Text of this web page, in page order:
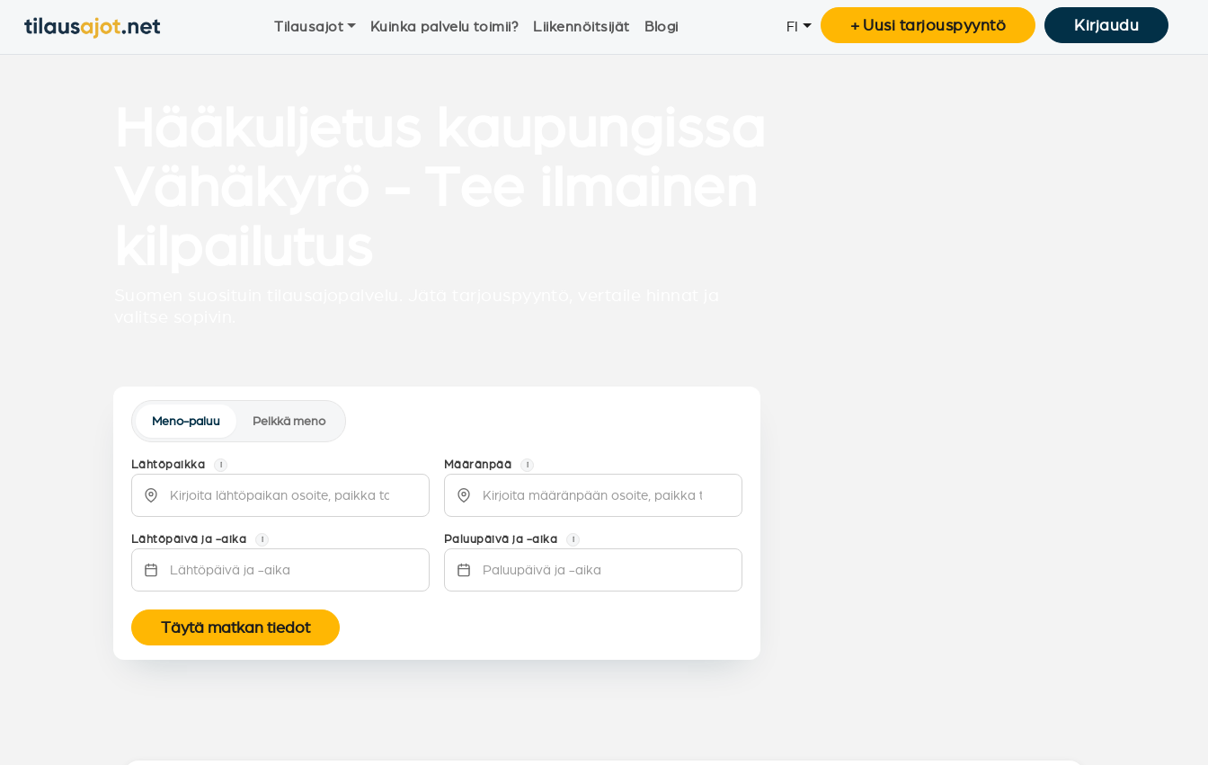
Tilausajot Kuinka palvelu toimii? Liikennöitsijät Blogi FI + Uusi tarjouspyyntö Kirjaudu
Meno-paluu Pelkkä meno
Lähtöpaikka i Määränpää i
Lähtöpäivä ja -aika i Paluupäivä ja -aika i
Täytä matkan tiedot